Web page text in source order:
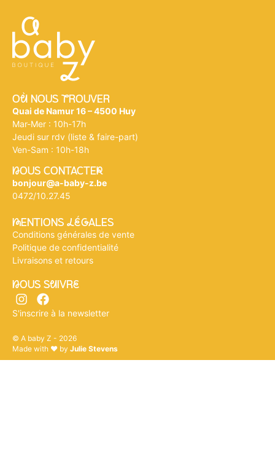
Où NOUS tROUVER
Quai de Namur 16 – 4500 Huy
Mar-Mer : 10h-17h
Jeudi sur rdv (liste & faire-part)
Ven-Sam : 10h-18h
nOUS CONTACTEr
bonjour@a-baby-z.be
0472/10.27.45
mENTIONS légALES
Conditions générales de vente
Politique de confidentialité
Livraisons et retours
nOUS SuIVRe
S'inscrire à la newsletter
© A baby Z - 2026
Made with ♥ by Julie Stevens